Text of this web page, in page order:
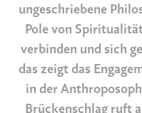
ungeschriebene
Pole von
verbinden und sich
das zeigt das
in der
Brückenschlag ruft